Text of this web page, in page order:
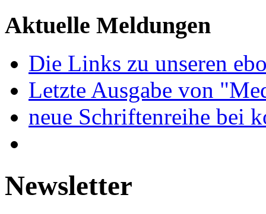
Aktuelle Meldungen
Die Links zu unseren
Letzte Ausgabe von
neue Schriftenreihe bei
Newsletter